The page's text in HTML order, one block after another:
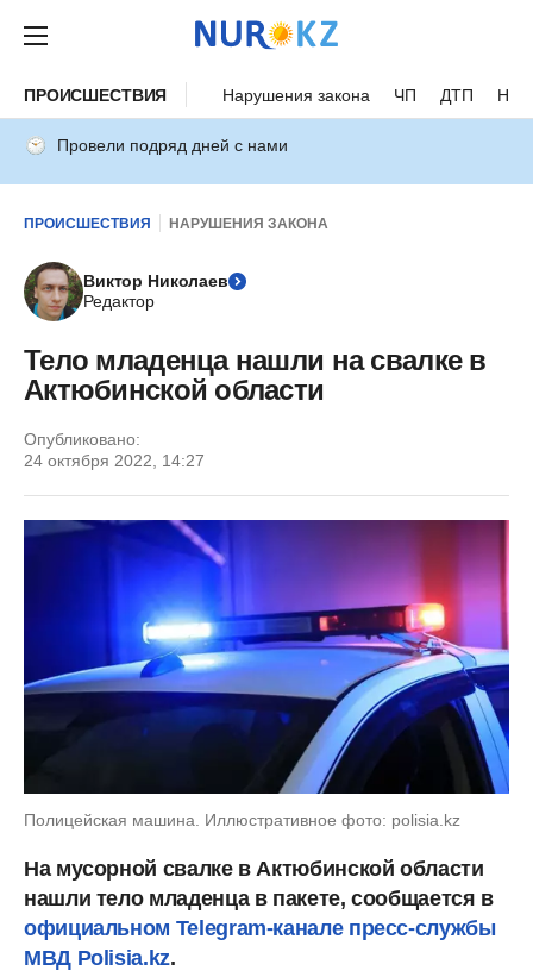
ПРОИСШЕСТВИЯ Нарушения закона ЧП ДТП
Провели подряд дней с нами
ПРОИСШЕСТВИЯ НАРУШЕНИЯ ЗАКОНА
Виктор Николаев
Редактор
Тело младенца нашли на свалке в
Актюбинской области
Опубликовано:
24 октября 2022, 14:27
Полицейская машина. Иллюстративное фото: polisia.kz
На мусорной свалке в Актюбинской области
нашли тело младенца в пакете, сообщается в
официальном Telegram-канале пресс-службы
МВД Polisia.kz.